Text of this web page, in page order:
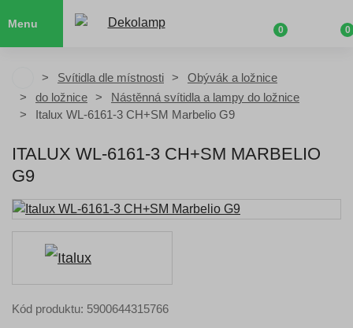
Menu
0 0
Svítidla dle místnosti
Obývák a ložnice
do ložnice
Nástěnná svítidla a lampy do ložnice
Italux WL-6161-3 CH+SM Marbelio G9
ITALUX WL-6161-3 CH+SM MARBELIO
G9
Kód produktu: 5900644315766